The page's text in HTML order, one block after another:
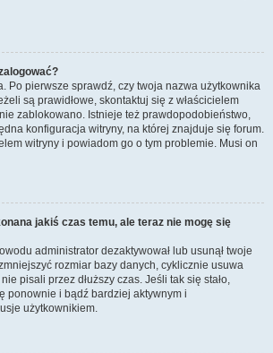
Po pierwsze sprawdź, czy twoja nazwa użytkownika
są prawidłowe, skontaktuj się z właścicielem
zablokowano. Istnieje też prawdopodobieństwo,
konfiguracja witryny, na której znajduje się forum.
witryny i powiadom go o tym problemie. Musi on
jakiś czas temu, ale teraz nie mogę się
administrator dezaktywował lub usunął twoje
rozmiar bazy danych, cyklicznie usuwa
pisali przez dłuższy czas. Jeśli tak się stało,
ponownie i bądź bardziej aktywnym i
użytkownikiem.